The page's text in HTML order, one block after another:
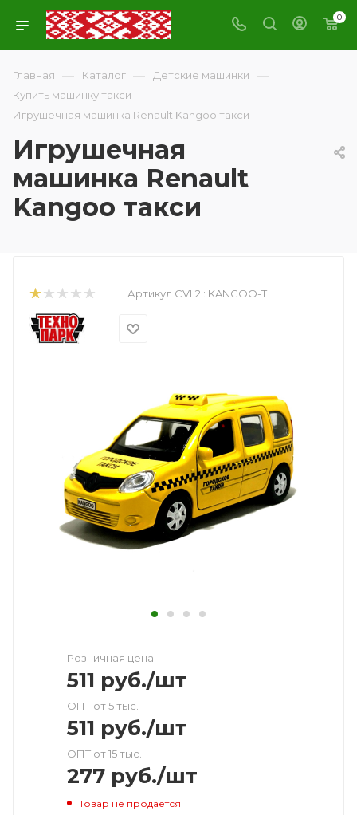
0
Главная — Каталог — Детские машинки —
Купить машинку такси —
Игрушечная машинка Renault Kangoo такси
Игрушечная
машинка Renault
Kangoo такси
Артикул CVL2:: KANGOO-T
Розничная цена
511 руб./шт
ОПТ от 5 тыс.
511 руб./шт
ОПТ от 15 тыс.
277 руб./шт
Товар не продается